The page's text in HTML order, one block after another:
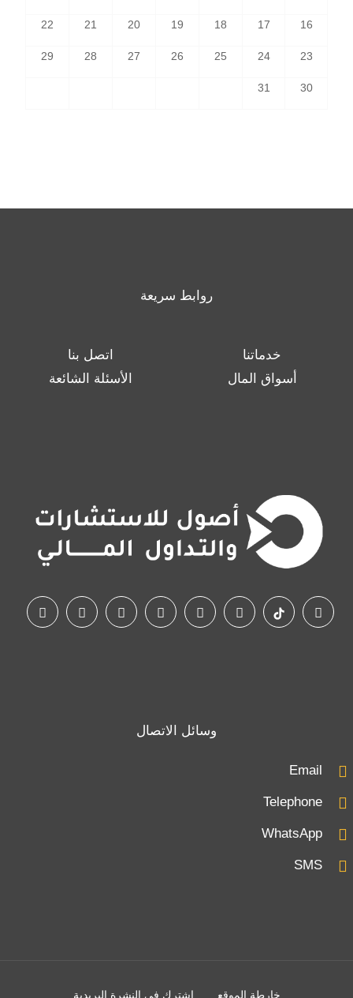
16
17
18
19
20
21
22
23
24
25
26
27
28
29
30
31
روابط سريعة
خدماتنا
اتصل بنا
أسواق المال
الأسئلة الشائعة
وسائل الاتصال
Email
Telephone
WhatsApp
SMS
خارطة الموقع اشترك في النشرة البريدية